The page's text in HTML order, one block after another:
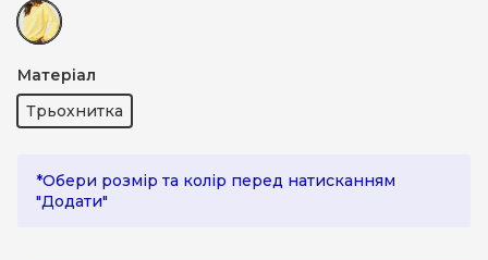
Матеріал
Трьохнитка
*Обери розмір та колір перед натисканням
"Додати"